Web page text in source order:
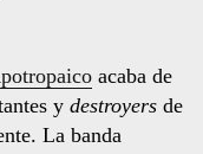
acaba de
y destroyers de
La banda